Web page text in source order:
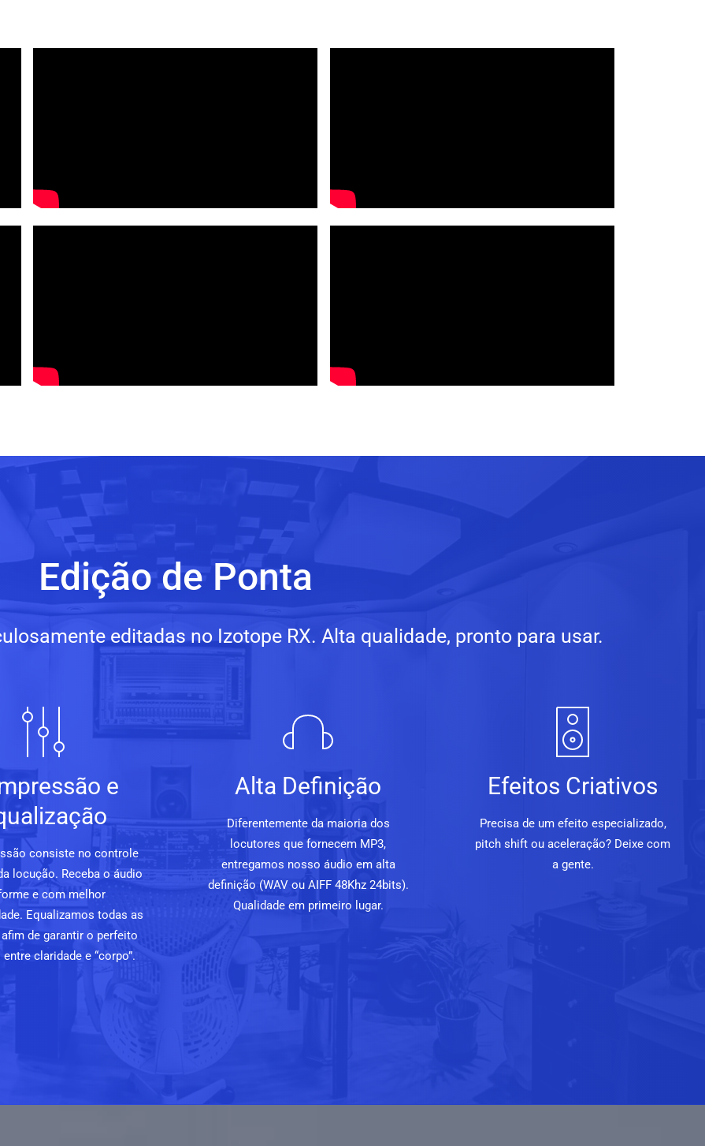
Edição de Ponta
editadas no Izotope RX. Alta qualidade, pronto para usar.
e
consiste no controle
locução. Receba o áudio
e com melhor
Equalizamos todas as
de garantir o perfeito
claridade e “corpo”.
Alta Definição
Diferentemente da maioria dos
locutores que fornecem MP3,
entregamos nosso áudio em alta
definição (WAV ou AIFF 48Khz 24bits).
Qualidade em primeiro lugar.
Efeitos Criativos
Precisa de um efeito especializado,
pitch shift ou aceleração? Deixe com
a gente.